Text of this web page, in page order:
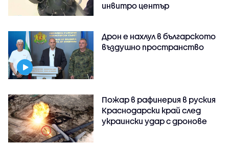
инвитро център
Дрон е нахлул в българското
въздушно пространство
Пожар в рафинерия в руския
Краснодарски край след
украински удар с дронове